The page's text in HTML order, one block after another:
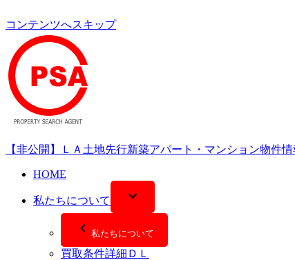
コンテンツへスキップ
【非公開】ＬＡ土地先行新築アパート・マンション物件情
HOME
私たちについて
私たちについて
買取条件詳細ＤＬ